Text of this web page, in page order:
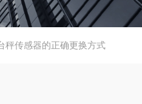
秤传感器的正确更换方式